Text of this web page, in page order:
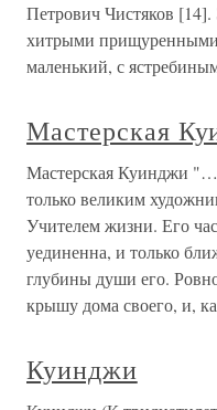
Петрович Чистяков
хитрыми прищуренными
маленький, с
Мастерская
Мастерская Куинджи
только великим
Учителем жизни. Его
уединенна, и только
глубины души его.
крышу дома своего, и,
Куинджи